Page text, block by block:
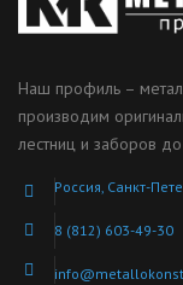
Наш профиль –
производим
лестниц и заборов
Россия, Санкт-
8 (812) 603-49-30